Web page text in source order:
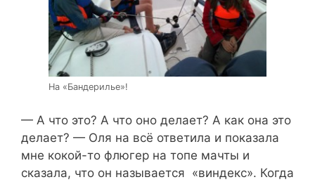
На «Бандерилье»!
— А что это? А что оно делает? А как она это
делает? — Оля на всё ответила и показала
мне кокой-то флюгер на топе мачты и
сказала, что он называется «виндекс». Когда